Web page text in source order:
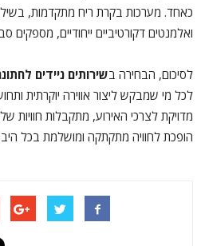
כאחד. מערכות בקרת ריח מתקדמות,
ואלמנטים דקורטיביים ייחודיים, מספקים
לסיכום, הבחירה בשירותים ניידים
לכל מי שמבקש ליצור אווירה יוקרתית
מדויקת לצרכי האירוע, מתקבלות חוויות
הופכת לחוויה מתקתקה ומושלמת בכל